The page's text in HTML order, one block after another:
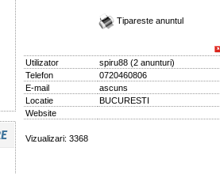
Tipareste anuntul
Utilizator spiru88(2 anunturi)
Telefon
0720460806
E-mail
ascuns
Locatie
BUCURESTI
Website
Vizualizari: 3368